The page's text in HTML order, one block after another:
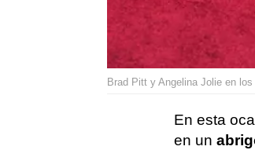
Brad Pitt y Angelina Jolie en
En esta
en un